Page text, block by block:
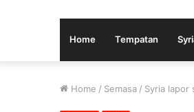
Home Tempatan
Home / Semasa / Syria lapor